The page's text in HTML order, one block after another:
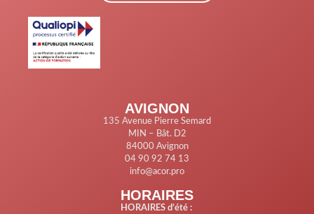
AVIGNON
135 Avenue Pierre Semard
MIN – Bât. D2
84000 Avignon
04 90 92 74 13
info@acor.pro
HORAIRES
HORAIRES d’été :